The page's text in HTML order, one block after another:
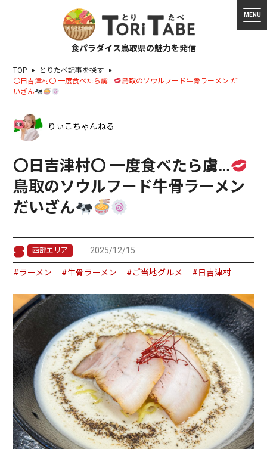
食パラダイス鳥取県の魅力を発信
TOP
とりたべ記事を探す
〇日吉津村〇 一度食べたら虜…
鳥取のソウルフード牛骨ラーメン だ
いざん
りぃこちゃんねる
〇日吉津村〇 一度食べたら虜…
鳥取のソウルフード牛骨ラーメン
だいざん
西部エリア 2025/12/15
#ラーメン #牛骨ラーメン #ご当地グルメ #日吉津村